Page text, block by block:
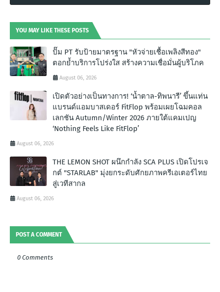
YOU MAY LIKE THESE POSTS
ปั๊ม PT รับป้ายมาตรฐาน "หัวจ่ายเชื้อเพลิงสีทอง"
ตอกย้ำบริการโปร่งใส สร้างความเชื่อมั่นผู้บริโภค
August 06, 2026
เปิดตัวอย่างเป็นทางการ! ‘น้ำตาล-ทิพนารี’ ขึ้นแท่น
แบรนด์แอมบาสเดอร์ FitFlop พร้อมเผยโฉมคอล
เลกชัน Autumn/Winter 2026 ภายใต้แคมเปญ
‘Nothing Feels Like FitFlop’
August 06, 2026
THE LEMON SHOT ผนึกกำลัง SCA PLUS เปิดโปรเจ
กต์ "STARLAB" มุ่งยกระดับศักยภาพครีเอเตอร์ไทย
สู่เวทีสากล
August 06, 2026
POST A COMMENT
0 Comments